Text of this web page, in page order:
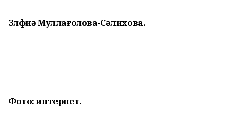
Зөлфиә Муллағолова-Сәлихова.
Фото: интернет.